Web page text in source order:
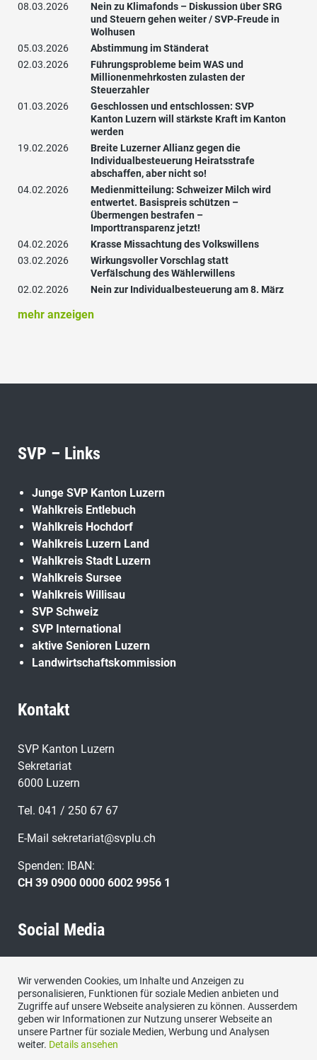
08.03.2026
Nein zu Klimafonds – Diskussion über SRG
und Steuern gehen weiter / SVP-Freude in
Wolhusen
05.03.2026
Abstimmung im Ständerat
02.03.2026
Führungsprobleme beim WAS und
Millionenmehrkosten zulasten der
Steuerzahler
01.03.2026
Geschlossen und entschlossen: SVP
Kanton Luzern will stärkste Kraft im Kanton
werden
19.02.2026
Breite Luzerner Allianz gegen die
Individualbesteuerung Heiratsstrafe
abschaffen, aber nicht so!
04.02.2026
Medienmitteilung: Schweizer Milch wird
entwertet. Basispreis schützen –
Übermengen bestrafen –
Importtransparenz jetzt!
04.02.2026
Krasse Missachtung des Volkswillens
03.02.2026
Wirkungsvoller Vorschlag statt
Verfälschung des Wählerwillens
02.02.2026
Nein zur Individualbesteuerung am 8. März
mehr anzeigen
SVP – Links
Junge SVP Kanton Luzern
Wahlkreis Entlebuch
Wahlkreis Hochdorf
Wahlkreis Luzern Land
Wahlkreis Stadt Luzern
Wahlkreis Sursee
Wahlkreis Willisau
SVP Schweiz
SVP International
aktive Senioren Luzern
Landwirtschaftskommission
Kontakt
SVP Kanton Luzern
Sekretariat
6000 Luzern
Tel. 041 / 250 67 67
E-Mail sekretariat@svplu.ch
Spenden: IBAN:
CH 39 0900 0000 6002 9956 1
Social Media
Wir verwenden Cookies, um Inhalte und Anzeigen zu
personalisieren, Funktionen für soziale Medien anbieten und
Zugriffe auf unsere Webseite analysieren zu können. Ausserdem
geben wir Informationen zur Nutzung unserer Webseite an
unsere Partner für soziale Medien, Werbung und Analysen
weiter. Details ansehen